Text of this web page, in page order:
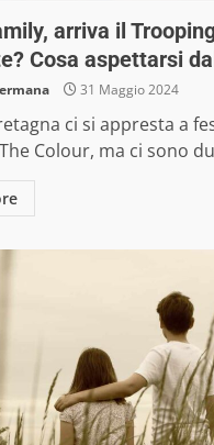
arriva il
Cosa aspettarsi
31 Maggio 2024
ci si appresta a
Colour, ma ci sono